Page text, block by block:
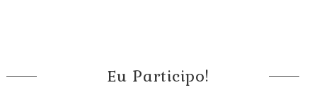
Eu Participo!